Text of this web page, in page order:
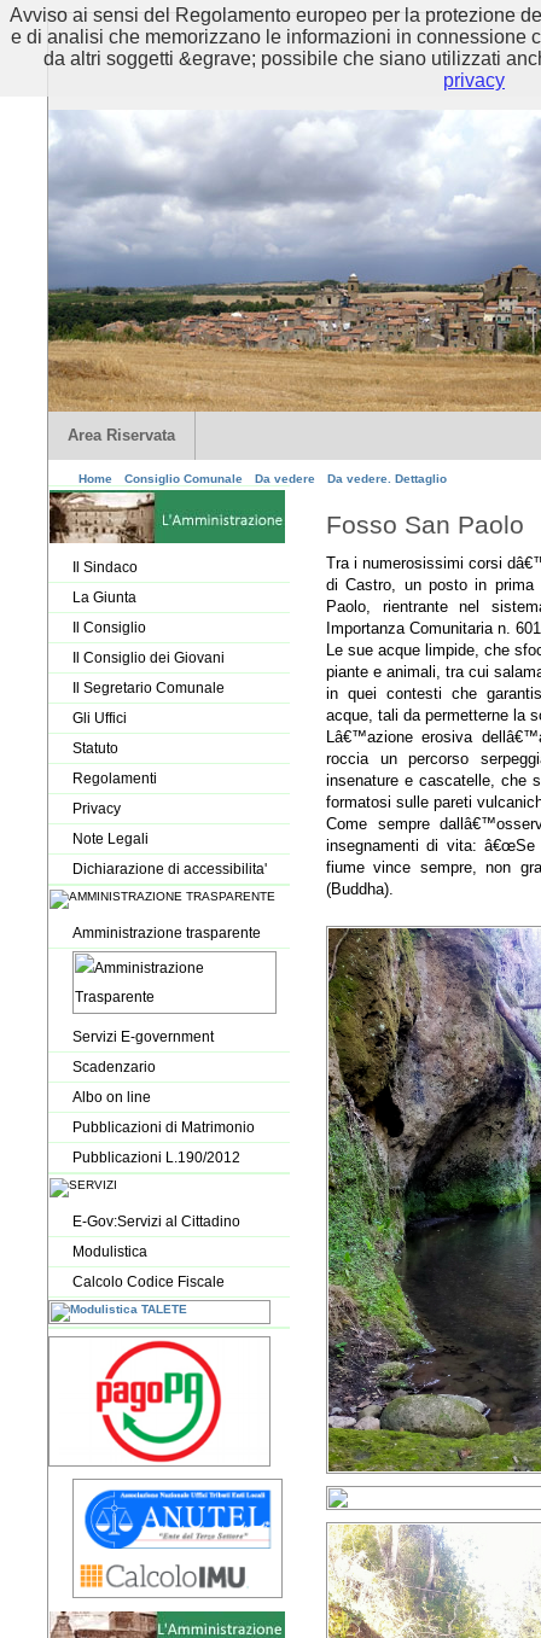
Area Riservata
Home Consiglio Comunale Da vedere Da vedere. Dettaglio
Il Sindaco
La Giunta
Il Consiglio
Il Consiglio dei Giovani
Il Segretario Comunale
Gli Uffici
Statuto
Regolamenti
Privacy
Note Legali
Dichiarazione di accessibilita'
Amministrazione trasparente
Servizi E-government
Scadenzario
Albo on line
Pubblicazioni di Matrimonio
Pubblicazioni L.190/2012
E-Gov:Servizi al Cittadino
Modulistica
Calcolo Codice Fiscale
Fosso San Paolo
Tra i numerosissimi corsi
di Castro, un posto in prima
Paolo, rientrante nel
Importanza Comunitaria n.
Le sue acque limpide, che
piante e animali, tra cui
in quei contesti che
acque, tali da permetterne la
Lâ€™azione erosiva
roccia un percorso
insenature e cascatelle, che
formatosi sulle pareti
Come sempre
insegnamenti di vita:
fiume vince sempre, non
(Buddha).
Avviso ai sensi del Regolamento europeo per la protezione
e di analisi che memorizzano le informazioni in connessione
da altri soggetti &egrave; possibile che siano utilizzati
privacy